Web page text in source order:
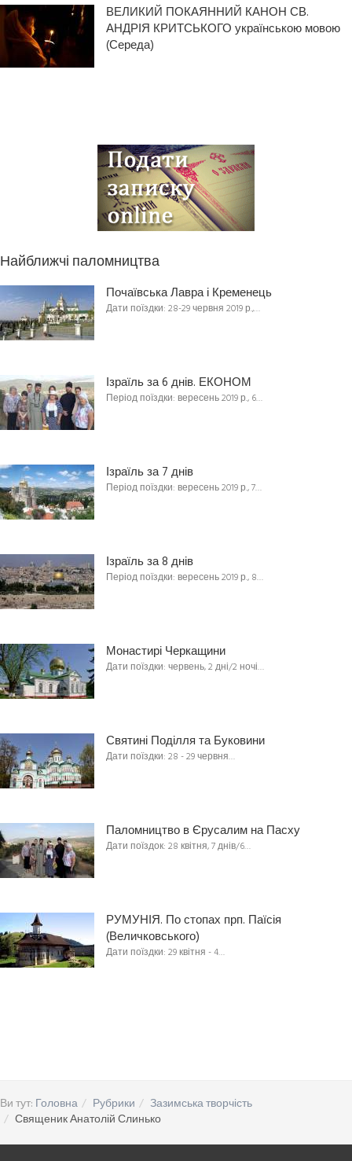
ВЕЛИКИЙ ПОКАЯННИЙ КАНОН СВ.
АНДРІЯ КРИТСЬКОГО українською мовою
(Середа)
Найближчі паломництва
Почаївська Лавра і Кременець
Дати поїздки: 28-29 червня 2019 р.,…
Ізраїль за 6 днів. ЕКОНОМ
Період поїздки: вересень 2019 р., 6…
Ізраїль за 7 днів
Період поїздки: вересень 2019 р., 7…
Ізраїль за 8 днів
Період поїздки: вересень 2019 р., 8…
Монастирі Черкащини
Дати поїздки: червень, 2 дні/2 ночі…
Святині Поділля та Буковини
Дати поїздки: 28 - 29 червня…
Паломництво в Єрусалим на Пасху
Дати поїздок: 28 квітня, 7 днів/6…
РУМУНІЯ. По стопах прп. Паїсія
(Величковського)
Дати поїздки: 29 квітня - 4…
Ви тут: Головна Рубрики
Зазимська творчість
Священик Анатолій Слинько